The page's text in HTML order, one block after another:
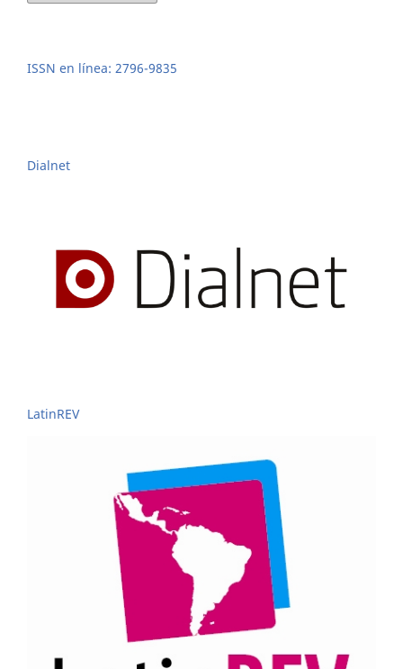
ISSN en línea: 2796-9835
Dialnet
LatinREV